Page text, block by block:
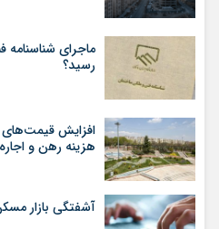
ماجرای شناسنامه‌
رسید؟
افزایش قیمت‌های
هزینه رهن و
آشفتگی بازار